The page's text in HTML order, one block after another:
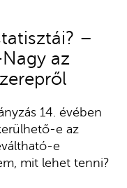
–
az
14. évében
e az
e
mit lehet tenni?